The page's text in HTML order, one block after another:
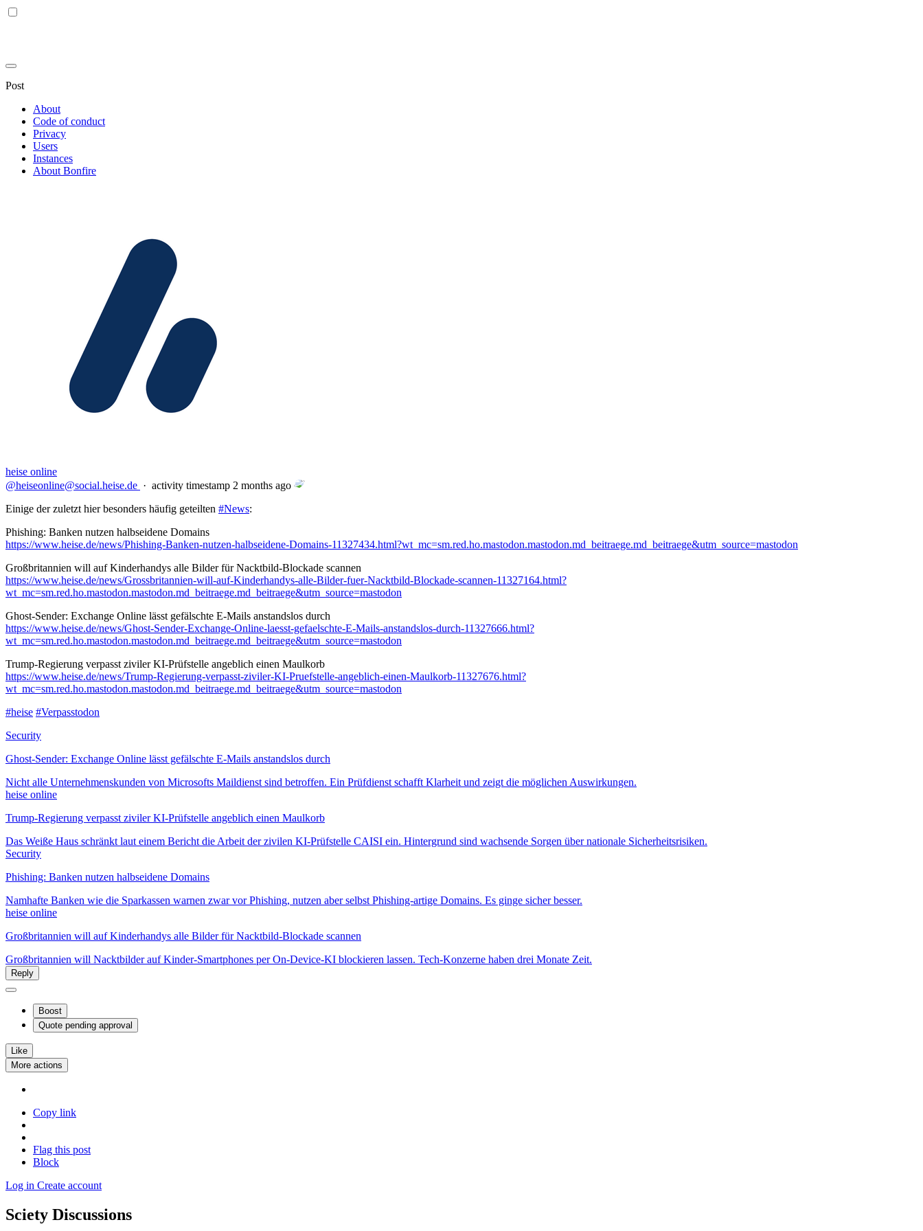
Post
About
Code of conduct
Privacy
Users
Instances
About Bonfire
heise online
@heiseonline@social.heise.de · activity timestamp 2 months ago
Einige der zuletzt hier besonders häufig geteilten #News:
Phishing: Banken nutzen halbseidene Domains
https://www.heise.de/news/Phishing-Banken-nutzen-halbseidene-Domains-11327434.html?wt_mc=sm.red.ho.mastodon.mastodon.md_beitraege.md_beitraege&utm_source=mastodon
Großbritannien will auf Kinderhandys alle Bilder für Nacktbild-Blockade scannen
https://www.heise.de/news/Grossbritannien-will-auf-Kinderhandys-alle-Bilder-fuer-Nacktbild-Blockade-scannen-11327164.html?
wt_mc=sm.red.ho.mastodon.mastodon.md_beitraege.md_beitraege&utm_source=mastodon
Ghost-Sender: Exchange Online lässt gefälschte E-Mails anstandslos durch
https://www.heise.de/news/Ghost-Sender-Exchange-Online-laesst-gefaelschte-E-Mails-anstandslos-durch-11327666.html?
wt_mc=sm.red.ho.mastodon.mastodon.md_beitraege.md_beitraege&utm_source=mastodon
Trump-Regierung verpasst ziviler KI-Prüfstelle angeblich einen Maulkorb
https://www.heise.de/news/Trump-Regierung-verpasst-ziviler-KI-Pruefstelle-angeblich-einen-Maulkorb-11327676.html?
wt_mc=sm.red.ho.mastodon.mastodon.md_beitraege.md_beitraege&utm_source=mastodon
#heise #Verpasstodon
Security
Ghost-Sender: Exchange Online lässt gefälschte E-Mails anstandslos durch
Nicht alle Unternehmenskunden von Microsofts Maildienst sind betroffen. Ein Prüfdienst schafft Klarheit und zeigt die möglichen Auswirkungen.
heise online
Trump-Regierung verpasst ziviler KI-Prüfstelle angeblich einen Maulkorb
Das Weiße Haus schränkt laut einem Bericht die Arbeit der zivilen KI-Prüfstelle CAISI ein. Hintergrund sind wachsende Sorgen über nationale Sicherheitsrisiken.
Security
Phishing: Banken nutzen halbseidene Domains
Namhafte Banken wie die Sparkassen warnen zwar vor Phishing, nutzen aber selbst Phishing-artige Domains. Es ginge sicher besser.
heise online
Großbritannien will auf Kinderhandys alle Bilder für Nacktbild-Blockade scannen
Großbritannien will Nacktbilder auf Kinder-Smartphones per On-Device-KI blockieren lassen. Tech-Konzerne haben drei Monate Zeit.
Reply
Boost
Quote pending approval
Like
More actions
Copy link
Flag this post
Block
Log in Create account
Sciety Discussions